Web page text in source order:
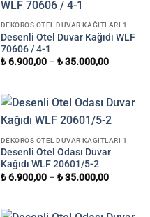
DEKOROS OTEL DUVAR KAĞITLARI 1
Desenli Otel Duvar Kağıdı WLF
70606 / 4-1
₺6.900,00– ₺35.000,00
DEKOROS OTEL DUVAR KAĞITLARI 1
Desenli Otel Odası Duvar
Kağıdı WLF 20601/5-2
₺6.900,00– ₺35.000,00